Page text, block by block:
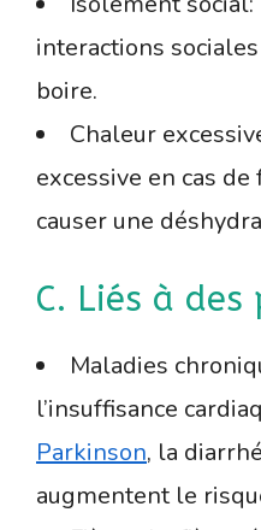
interactions
boire.
Chaleur
excessive en cas
causer une
C. Liés à
Maladies
l’insuffisance
Parkinson, la
augmentent le